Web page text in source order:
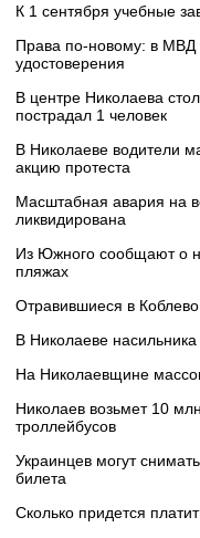
К 1 сентября учебные
Права по-новому: в МВД
удостоверения
В центре Николаева
пострадал 1 человек
В Николаеве водители
акцию протеста
Масштабная авария на
ликвидирована
Из Южного сообщают о
пляжах
Отравившиеся в
В Николаеве
На Николаевщине
Николаев возьмет 10
троллейбусов
Украинцев могут
билета
Сколько придется